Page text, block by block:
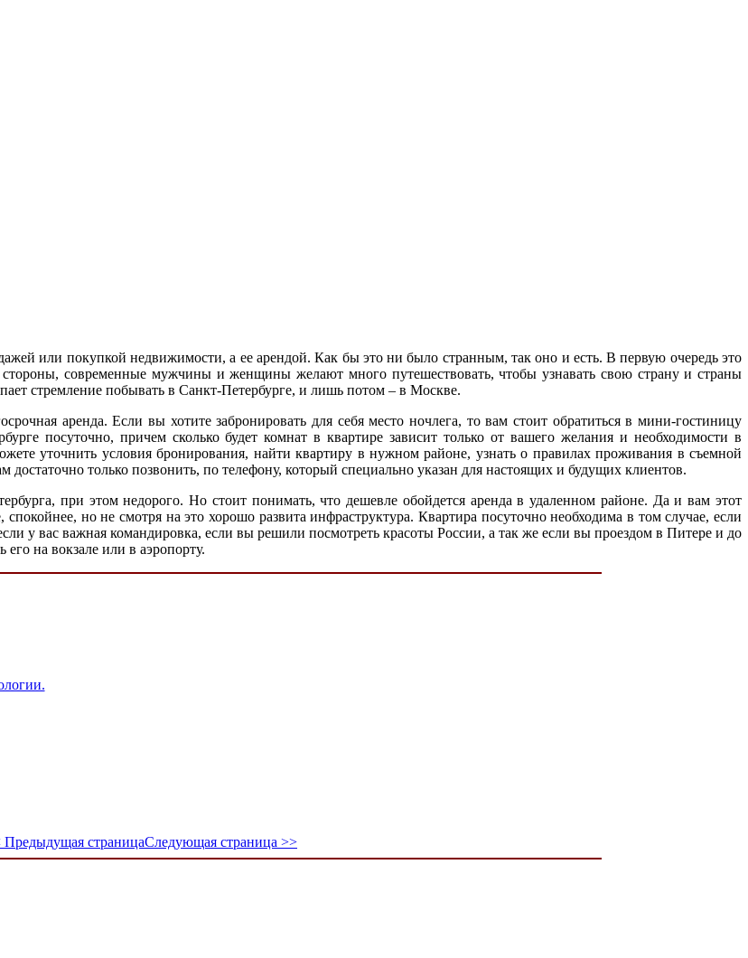
или покупкой недвижимости, а ее арендой. Как бы это ни было странным, так оно и есть. В первую очередь это
современные мужчины и женщины желают много путешествовать, чтобы узнавать свою страну и страны
стремление побывать в Санкт-Петербурге, и лишь потом – в Москве.
аренда. Если вы хотите забронировать для себя место ночлега, то вам стоит обратиться в мини-гостиницу
посуточно, причем сколько будет комнат в квартире зависит только от вашего желания и необходимости в
уточнить условия бронирования, найти квартиру в нужном районе, узнать о правилах проживания в съемной
только позвонить, по телефону, который специально указан для настоящих и будущих клиентов.
при этом недорого. Но стоит понимать, что дешевле обойдется аренда в удаленном районе. Да и вам этот
но не смотря на это хорошо развита инфраструктура. Квартира посуточно необходима в том случае, если
у вас важная командировка, если вы решили посмотреть красоты России, а так же если вы проездом в Питере и до
на вокзале или в аэропорту.
Предыдущая страницаСледующая страница >>